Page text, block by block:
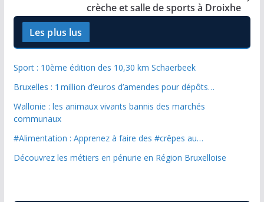
crèche et salle de sports à Droixhe
Les plus lus
Sport : 10ème édition des 10,30 km Schaerbeek
Bruxelles : 1 million d’euros d’amendes pour dépôts…
Wallonie : les animaux vivants bannis des marchés
communaux
#Alimentation : Apprenez à faire des #crêpes au…
Découvrez les métiers en pénurie en Région Bruxelloise